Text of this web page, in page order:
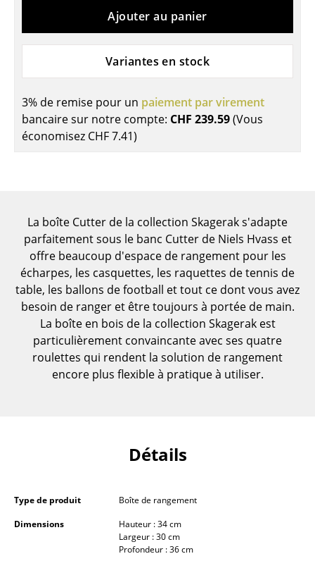
Tables basses
Bureaux & Secrétaires
Tables de conférence et Pupitres
Tables hautes & Pupitres
Chariots & Dessertes
Pièces détachées
... voir toutes les tables
Rangements
Étagères & Armoires
Bibliothèques
Meubles de bar
Ajouter au panier
Variantes en stock
3% de remise pour un paiement par virement
bancaire sur notre compte: CHF 239.59(Vous
économisez CHF 7.41)
La boîte Cutter de la collection Skagerak s'adapte
parfaitement sous le banc Cutter de Niels Hvass et
offre beaucoup d'espace de rangement pour les
écharpes, les casquettes, les raquettes de tennis de
table, les ballons de football et tout ce dont vous avez
besoin de ranger et être toujours à portée de main.
La boîte en bois de la collection Skagerak est
particulièrement convaincante avec ses quatre
roulettes qui rendent la solution de rangement
encore plus flexible à pratique à utiliser.
Détails
Type de produit
Boîte de rangement
Dimensions
Hauteur : 34 cm
Largeur : 30 cm
Profondeur : 36 cm